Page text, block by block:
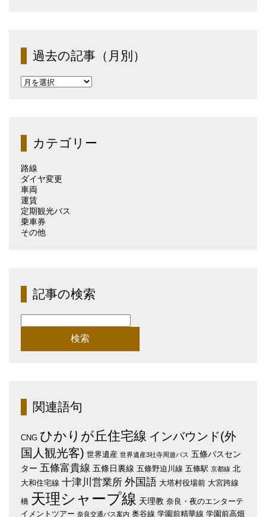
過去の記事（月別）
過
（月
別）カテゴリー
路線
ダイヤ変更
車両
運賃
定期観光バス
乗車券
その他
記事の検索
索:
関連語句
CNG ひかりが丘住宅線 インバウンド(外
国人観光客) 世界遺産 世界遺産3社寺周遊バス 五條バスセン
ター 五條富貴線 五條日裏線 五條野迫川線 五條駅 京都線 北
大和住宅線 十津川営業所 外国語 大塔村役場前 大宮跨線
橋 天理シャープ線 天理教 奈良・夜のエンターテ
イメントツアー 奈良交通バス案内 奥谷線 学園前精華線 学園前高畑